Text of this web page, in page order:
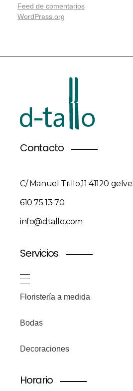
Feed de comentarios
WordPress.org
Contacto
C/ Manuel Trillo,11 41120
610 75 13 70
info@dtallo.com
Servicios
Floristería a medida
Bodas
Decoraciones
Horario